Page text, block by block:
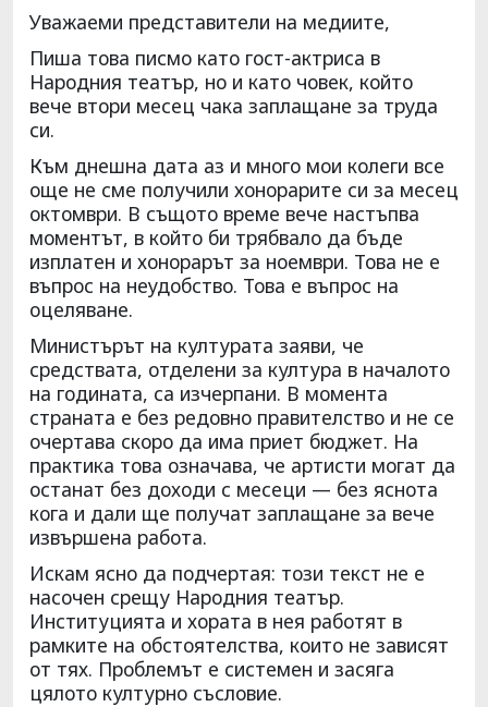
Уважаеми представители на медиите,
Пиша това писмо като гост-актриса в
Народния театър, но и като човек, който
вече втори месец чака заплащане за труда
си.
Към днешна дата аз и много мои колеги все
още не сме получили хонорарите си за месец
октомври. В същото време вече настъпва
моментът, в който би трябвало да бъде
изплатен и хонорарът за ноември. Това не е
въпрос на неудобство. Това е въпрос на
оцеляване.
Министърът на културата заяви, че
средствата, отделени за култура в началото
на годината, са изчерпани. В момента
страната е без редовно правителство и не се
очертава скоро да има приет бюджет. На
практика това означава, че артисти могат да
останат без доходи с месеци — без яснота
кога и дали ще получат заплащане за вече
извършена работа.
Искам ясно да подчертая: този текст не е
насочен срещу Народния театър.
Институцията и хората в нея работят в
рамките на обстоятелства, които не зависят
от тях. Проблемът е системен и засяга
цялото културно съсловие.